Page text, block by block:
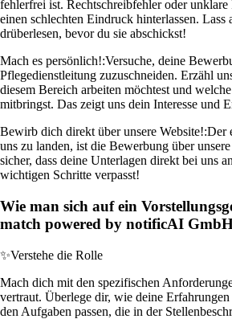
fehlerfrei ist. Rechtschreibfehler oder
einen schlechten Eindruck hinterlassen. Lass
drüberlesen, bevor du sie abschickst!
Mach es persönlich!:Versuche, deine
Pflegedienstleitung zuzuschneiden. Erzähl
diesem Bereich arbeiten möchtest und
mitbringst. Das zeigt uns dein Interesse und
Bewirb dich direkt über unsere Website!:Der
uns zu landen, ist die Bewerbung über
sicher, dass deine Unterlagen direkt bei uns
wichtigen Schritte verpasst!
Wie man sich auf ein
match powered by notificAI
✨Verstehe die Rolle
Mach dich mit den spezifischen
vertraut. Überlege dir, wie deine
den Aufgaben passen, die in der